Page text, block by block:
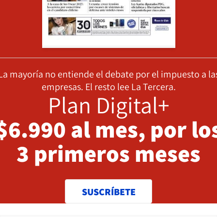
mayoría no entiende el debate por el impuesto a
empresas. El resto lee La Tercera.
Plan Digital+
al mes, por
3 primeros meses
SUSCRÍBETE